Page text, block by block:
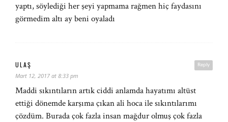
yaptı, söylediği her şeyi yapmama rağmen hiç faydasını
görmedim altı ay beni oyaladı
Reply
ULAŞ
Mart 12, 2017 at 8:33 pm
Maddi sıkıntıların artık ciddi anlamda hayatımı altüst
ettiği dönemde karşıma çıkan ali hoca ile sıkıntılarımı
çözdüm. Burada çok fazla insan mağdur olmuş çok fazla